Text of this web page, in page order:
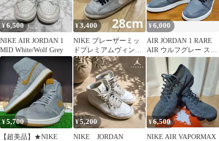
¥6,500
NIKE AIR JORDAN 1
MID White/Wolf Grey
¥3,400
NIKE ブレーザーミッ
ドプレミアムヴィンテ
ージウルフグレーバロ
ック 28cm
¥6,000
AIR JORDAN 1 RARE
AIR ウルフグレー スニ
ーカー
¥5,700
【超美品】★NIKE
¥5,200
NIKE JORDAN
¥6,500
NIKE AIR VAPORMAX